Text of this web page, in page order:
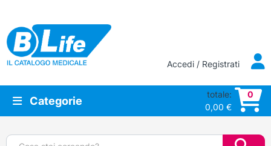
Vai al contenuto principale
Accedi / Registrati
Categorie
totale:
0,00 €
0
Cerca: